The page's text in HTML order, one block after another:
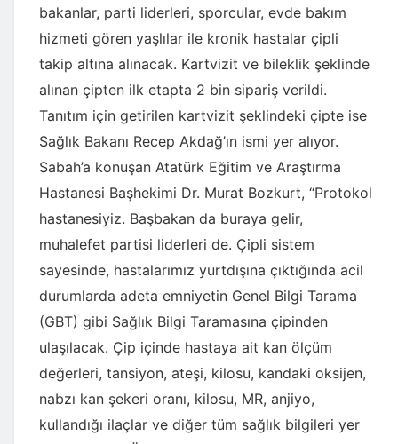
bakanlar, parti liderleri, sporcular, evde bakım
hizmeti gören yaşlılar ile kronik hastalar çipli
takip altına alınacak. Kartvizit ve bileklik şeklinde
alınan çipten ilk etapta 2 bin sipariş verildi.
Tanıtım için getirilen kartvizit şeklindeki çipte ise
Sağlık Bakanı Recep Akdağ’ın ismi yer alıyor.
Sabah’a konuşan Atatürk Eğitim ve Araştırma
Hastanesi Başhekimi Dr. Murat Bozkurt, “Protokol
hastanesiyiz. Başbakan da buraya gelir,
muhalefet partisi liderleri de. Çipli sistem
sayesinde, hastalarımız yurtdışına çıktığında acil
durumlarda adeta emniyetin Genel Bilgi Tarama
(GBT) gibi Sağlık Bilgi Taramasına çipinden
ulaşılacak. Çip içinde hastaya ait kan ölçüm
değerleri, tansiyon, ateşi, kilosu, kandaki oksijen,
nabzı kan şekeri oranı, kilosu, MR, anjiyo,
kullandığı ilaçlar ve diğer tüm sağlık bilgileri yer